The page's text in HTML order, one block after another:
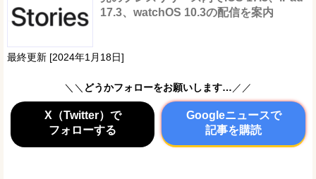
17.3、watchOS 10.3の配信を案内
最終更新 [2024年1月18日]
＼＼ どうかフォローをお願いします… ／／
X（Twitter）で
フォローする
Googleニュースで
記事を購読